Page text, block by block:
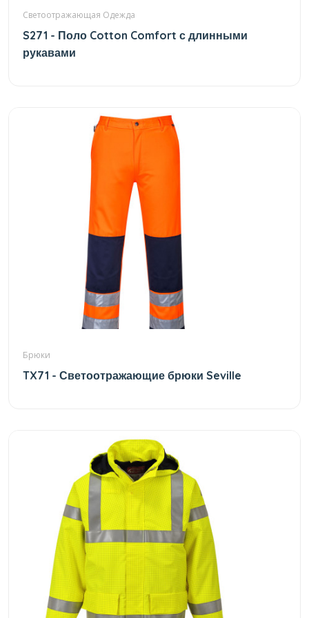
Светоотражающая Одежда
S271 - Поло Cotton Comfort с длинными
рукавами
Брюки
TX71 - Светоотражающие брюки Seville